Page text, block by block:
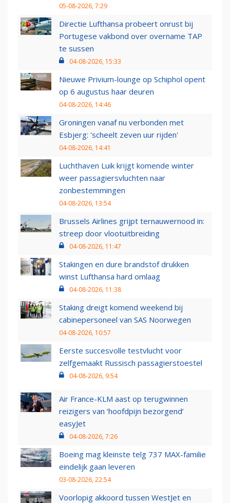
05-08-2026, 7:29
Directie Lufthansa probeert onrust bij
Portugese vakbond over overname TAP
te sussen
04-08-2026, 15:33
Nieuwe Privium-lounge op Schiphol opent
op 6 augustus haar deuren
04-08-2026, 14:46
Groningen vanaf nu verbonden met
Esbjerg: 'scheelt zeven uur rijden'
04-08-2026, 14:41
Luchthaven Luik krijgt komende winter
weer passagiersvluchten naar
zonbestemmingen
04-08-2026, 13:54
Brussels Airlines grijpt ternauwernood in:
streep door vlootuitbreiding
04-08-2026, 11:47
Stakingen en dure brandstof drukken
winst Lufthansa hard omlaag
04-08-2026, 11:38
Staking dreigt komend weekend bij
cabinepersoneel van SAS Noorwegen
04-08-2026, 10:57
Eerste succesvolle testvlucht voor
zelfgemaakt Russisch passagierstoestel
04-08-2026, 9:54
Air France-KLM aast op terugwinnen
reizigers van ‘hoofdpijn bezorgend’
easyJet
04-08-2026, 7:26
Boeing mag kleinste telg 737 MAX-familie
eindelijk gaan leveren
03-08-2026, 22:54
Voorlopig akkoord tussen WestJet en